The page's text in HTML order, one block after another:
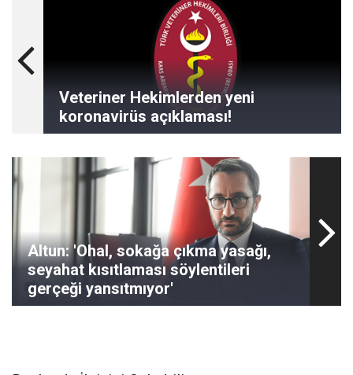
Veteriner Hekimlerden yeni
koronavirüs açıklaması!
Altun: 'Ohal, sokağa çıkma yasağı,
seyahat kısıtlaması söylentileri
gerçeği yansıtmıyor'